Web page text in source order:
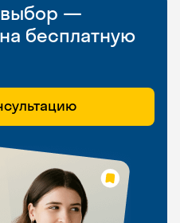
выбор —
бесплатную